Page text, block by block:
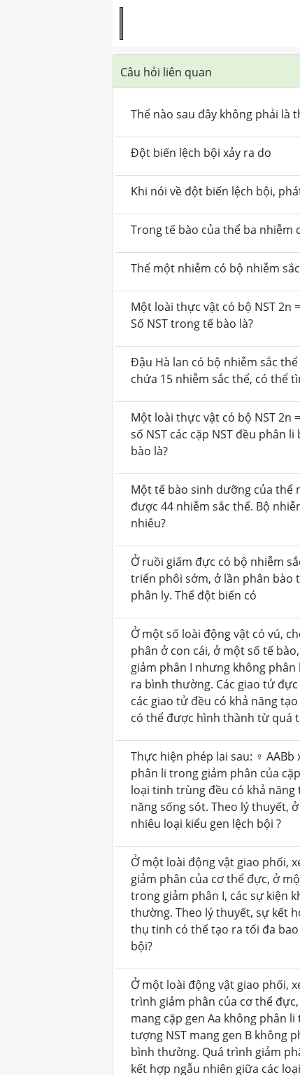
Câu hỏi liên quan
Thể nào sau đây không phải là
Đột biến lệch bội xảy ra do
Khi nói về đột biến lệch bội,
Trong tế bào của thể ba nhiễm
Thể một nhiễm có bộ nhiễm
Một loài thực vật có bộ NST 2n
Số NST trong tế bào là?
Đậu Hà lan có bộ nhiễm sắc
chứa 15 nhiễm sắc thể, có thể
Một loài thực vật có bộ NST 2n
số NST các cặp NST đều phân
bào là?
Một tế bào sinh dưỡng của thể
được 44 nhiễm sắc thể. Bộ
nhiêu?
Ở ruồi giấm đực có bộ nhiễm
triển phôi sớm, ở lần phân bào
phân ly. Thể đột biến có
Ở một số loài động vật có vú,
phân ở con cái, ở một số tế
giảm phân I nhưng không
ra bình thường. Các giao tử
các giao tử đều có khả năng
có thể được hình thành từ quá
Thực hiện phép lai sau: ♀
phân li trong giảm phân của
loại tinh trùng đều có khả
năng sống sót. Theo lý thuyết,
nhiêu loại kiểu gen lệch bội ?
Ở một loài động vật giao phối,
giảm phân của cơ thể đực, ở
trong giảm phân I, các sự kiện
thường. Theo lý thuyết, sự kết
thụ tinh có thể tạo ra tối đa
bội?
Ở một loài động vật giao phối,
trình giảm phân của cơ thể
mang cặp gen Aa không phân
tượng NST mang gen B không
bình thường. Quá trình giảm
kết hợp ngẫu nhiên giữa các